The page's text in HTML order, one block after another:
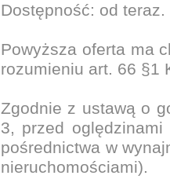
Dostępność: od teraz.
Powyższa oferta ma
rozumieniu art. 66 §1
Zgodnie z ustawą o
3, przed oględzinami
pośrednictwa w
nieruchomościami).